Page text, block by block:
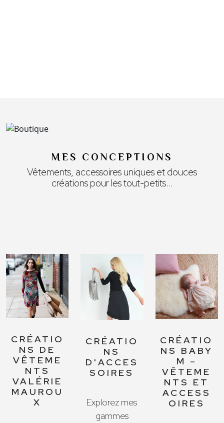
MES CONCEPTIONS
Vêtements, accessoires uniques et douces
créations pour les tout-petits…
CRÉATIO
NS DE
VÊTEME
NTS
VALÉRIE
MAUROU
X
CRÉATIO
NS
D'ACCES
SOIRES
Explorez mes
gammes
CRÉATIO
NS BABY
M –
VÊTEME
NTS ET
ACCESS
OIRES